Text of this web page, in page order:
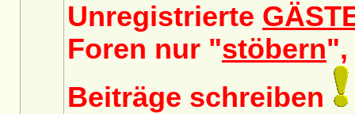
Unregistrierte
Foren nur "stöbern",
Beiträge schreiben